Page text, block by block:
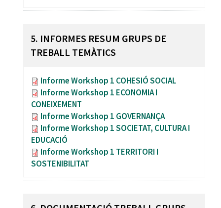
5. INFORMES RESUM GRUPS DE
TREBALL TEMÀTICS
Informe Workshop 1 COHESIÓ SOCIAL
Informe Workshop 1 ECONOMIA I
CONEIXEMENT
Informe Workshop 1 GOVERNANÇA
Informe Workshop 1 SOCIETAT, CULTURA I
EDUCACIÓ
Informe Workshop 1 TERRITORI I
SOSTENIBILITAT